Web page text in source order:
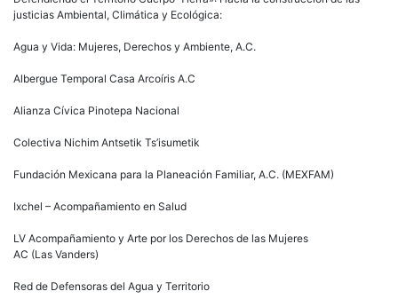
justicias Ambiental, Climática y Ecológica:
Agua y Vida: Mujeres, Derechos y Ambiente, A.C.
Albergue Temporal Casa Arcoíris A.C
Alianza Cívica Pinotepa Nacional
Colectiva Nichim Antsetik Ts’isumetik
Fundación Mexicana para la Planeación Familiar, A.C. (MEXFAM)
Ixchel – Acompañamiento en Salud
LV Acompañamiento y Arte por los Derechos de las Mujeres
AC (Las Vanders)
Red de Defensoras del Agua y Territorio